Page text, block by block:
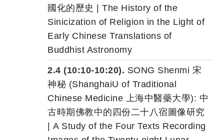
國化的歷史 | The History of the
Sinicization of Religion in the Light of
Early Chinese Translations of
Buddhist Astronomy
2.4 (10:10-10:20). SONG Shenmi 宋
神秘 (ShanghaiU of Traditional
Chinese Medicine 上海中醫藥大學): 中
古時期佛教中的四份二十八宿圖像研究
| A Study of the Four Texts Recording